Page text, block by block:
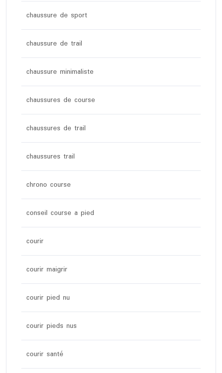
chaussure de sport
chaussure de trail
chaussure minimaliste
chaussures de course
chaussures de trail
chaussures trail
chrono course
conseil course a pied
courir
courir maigrir
courir pied nu
courir pieds nus
courir santé